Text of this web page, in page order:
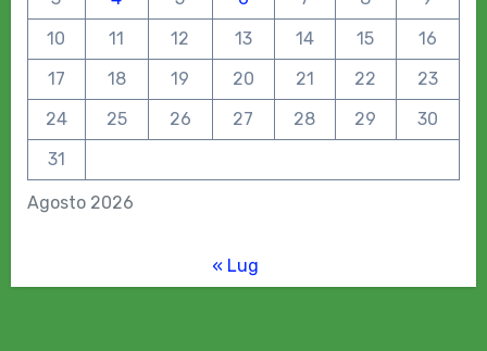
Agosto 2026
10
11 12 13 14 15
16
17
18 19 20 21 22
23
24
25 26 27 28 29
30
31
« Lug